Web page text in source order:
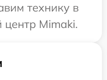
технику в
центр Mimaki.